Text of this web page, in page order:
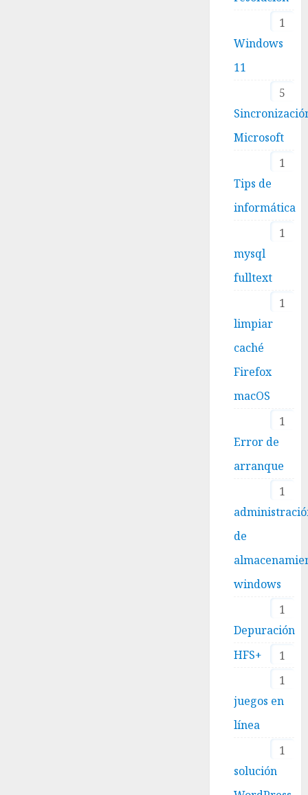
1
Windows
11
5
Microsoft
1
Tips de
informática
1
mysql
fulltext
1
limpiar
caché
Firefox
macOS
1
Error de
arranque
1
de
windows
1
Depuración
1
HFS+
1
juegos en
línea
1
solución